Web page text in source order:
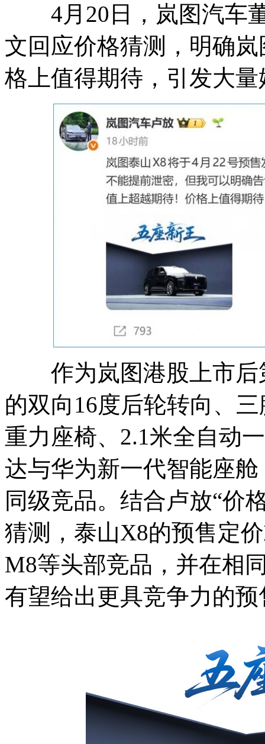
4月20日，岚图汽车董
文回应价格猜测，明确
格上值得期待，引发大
作为岚图港股上市后
的双向16度后轮转向、
重力座椅、2.1米全自动
达与华为新一代智能座
同级竞品。结合卢放“价
猜测，泰山X8的预售定
M8等头部竞品，并在相
有望给出更具竞争力的